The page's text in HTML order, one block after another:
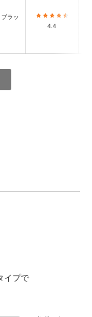
4.4
イプで